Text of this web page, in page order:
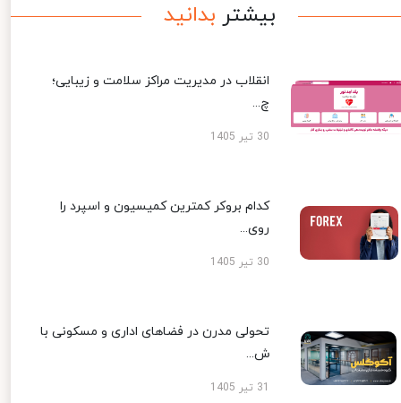
بیشتر بدانید
انقلاب در مدیریت مراکز سلامت و زیبایی؛
چ...
30 تیر 1405
کدام بروکر کمترین کمیسیون و اسپرد را
روی...
30 تیر 1405
تحولی مدرن در فضاهای اداری و مسکونی با
ش...